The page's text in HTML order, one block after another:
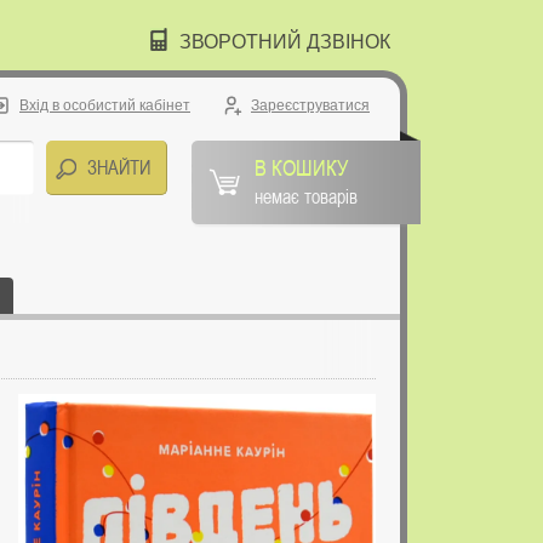
ЗВОРОТНИЙ ДЗВІНОК
Вхід в особистий кабінет Зареєструватися
В КОШИКУ
немає товарів